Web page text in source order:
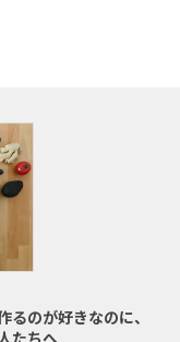
るのが好きなのに、